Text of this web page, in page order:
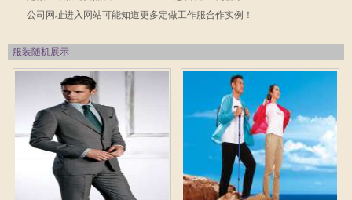
公司网址进入网站可能知道更多定做工作服合作实例！
服装随机展示